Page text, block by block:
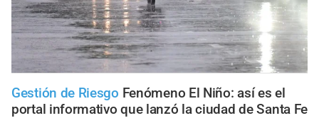
Gestión de Riesgo Fenómeno El Niño: así es el
portal informativo que lanzó la ciudad de Santa Fe